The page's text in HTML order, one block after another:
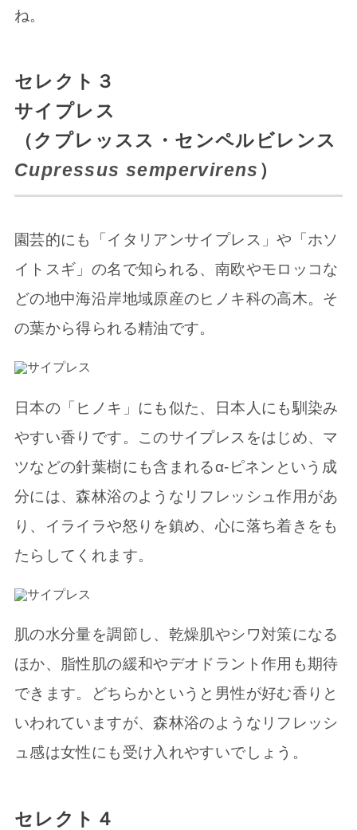
ね。
セレクト３
サイプレス
（クプレッスス・センペルビレンス
Cupressus sempervirens ）
園芸的にも「イタリアンサイプレス」や「ホソ
イトスギ」の名で知られる、南欧やモロッコな
どの地中海沿岸地域原産のヒノキ科の高木。そ
の葉から得られる精油です。
日本の「ヒノキ」にも似た、日本人にも馴染み
やすい香りです。このサイプレスをはじめ、マ
ツなどの針葉樹にも含まれるα-ピネンという成
分には、森林浴のようなリフレッシュ作用があ
り、イライラや怒りを鎮め、心に落ち着きをも
たらしてくれます。
肌の水分量を調節し、乾燥肌やシワ対策になる
ほか、脂性肌の緩和やデオドラント作用も期待
できます。どちらかというと男性が好む香りと
いわれていますが、森林浴のようなリフレッシ
ュ感は女性にも受け入れやすいでしょう。
セレクト４